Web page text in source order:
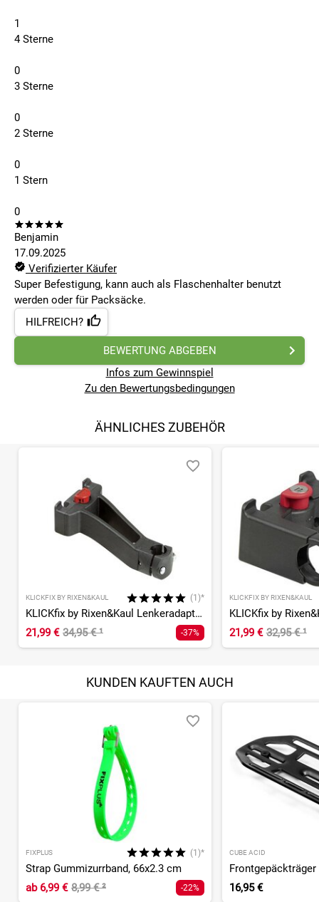
1
4 Sterne
0
3 Sterne
0
2 Sterne
0
1 Stern
0
Benjamin
17.09.2025
Verifizierter Käufer
Super Befestigung, kann auch als Flaschenhalter benutzt
werden oder für Packsäcke.
HILFREICH?
BEWERTUNG ABGEBEN
Infos zum Gewinnspiel
Zu den Bewertungsbedingungen
ÄHNLICHES ZUBEHÖR
KLICKFIX BY RIXEN&KAUL (1)*
KLICKfix by Rixen&Kaul Lenkeradapter für Vorbau
21,99 € 34,95 €¹ -37%
KLICKFIX BY RIXEN&KAUL
21,99 € 32,95 €¹
KUNDEN KAUFTEN AUCH
FIXPLUS (1)*
Strap Gummizurrband, 66x2.3 cm
ab6,99 € 8,99 €² -22%
CUBE ACID
Frontgepäckträger
16,95 €